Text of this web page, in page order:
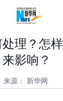
理？怎
来影响？
来源： 新华网